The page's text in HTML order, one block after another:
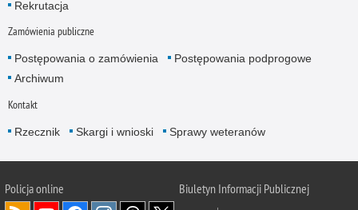
Rekrutacja
Zamówienia publiczne
Postępowania o zamówienia
Postępowania podprogowe
Archiwum
Kontakt
Rzecznik Skargi i wnioski Sprawy weteranów
Policjaonline
Biuletyn Informacji Publicznej